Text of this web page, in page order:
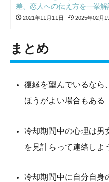
差、恋人への伝え方を一挙解
2021年11月11日 2025年02月
まとめ
復縁を望んでいるなら
ほうがよい場合もある
冷却期間中の心理は男
を見計らって連絡しよ
冷却期間中に自分自身